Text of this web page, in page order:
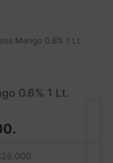
Mango 0.6% 1 Lt.
0.6% 1 Lt.
.
26.000